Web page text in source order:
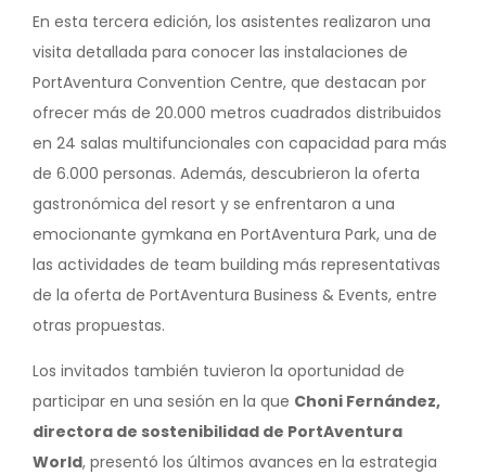
En esta tercera edición, los asistentes realizaron una
visita detallada para conocer las instalaciones de
PortAventura Convention Centre, que destacan por
ofrecer más de 20.000 metros cuadrados distribuidos
en 24 salas multifuncionales con capacidad para más
de 6.000 personas. Además, descubrieron la oferta
gastronómica del resort y se enfrentaron a una
emocionante gymkana en PortAventura Park, una de
las actividades de team building más representativas
de la oferta de PortAventura Business & Events, entre
otras propuestas.
Los invitados también tuvieron la oportunidad de
participar en una sesión en la que Choni Fernández,
directora de sostenibilidad de PortAventura
World, presentó los últimos avances en la estrategia